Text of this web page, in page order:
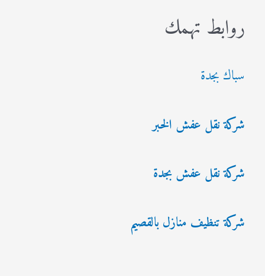
روابط تهمك
سباك بجدة
شركة نقل عفش الخبر
شركة نقل عفش بجدة
شركة تنظيف منازل بالقصيم